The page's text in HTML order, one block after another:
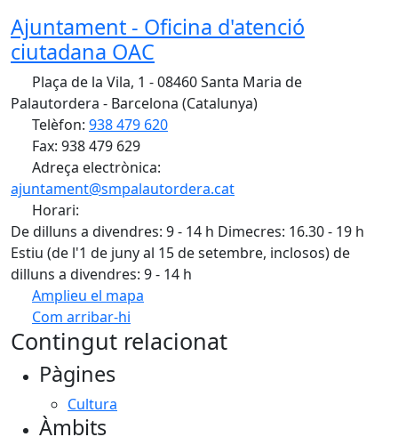
Ajuntament - Oficina d'atenció
ciutadana OAC
Plaça de la Vila, 1 - 08460 Santa Maria de
Palautordera - Barcelona (Catalunya)
Telèfon: 938 479 620
Fax: 938 479 629
Adreça electrònica:
ajuntament@smpalautordera.cat
Horari:
De dilluns a divendres: 9 - 14 h Dimecres: 16.30 - 19 h
Estiu (de l'1 de juny al 15 de setembre, inclosos) de
dilluns a divendres: 9 - 14 h
Amplieu el mapa
Com arribar-hi
+
Contingut relacionat
Pàgines
Cultura
Àmbits